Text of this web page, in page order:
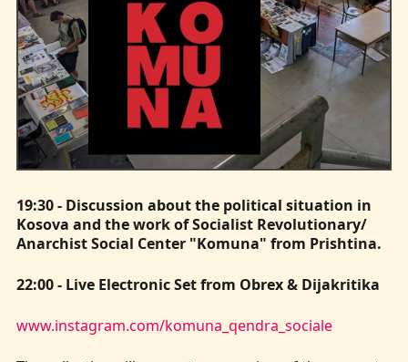
19:30 - Discussion about the political situation in
Kosova and the work of Socialist Revolutionary/
Anarchist Social Center "Komuna" from Prishtina.
22:00 - Live Electronic Set from Obrex & Dijakritika
www.instagram.com/komuna_qendra_sociale